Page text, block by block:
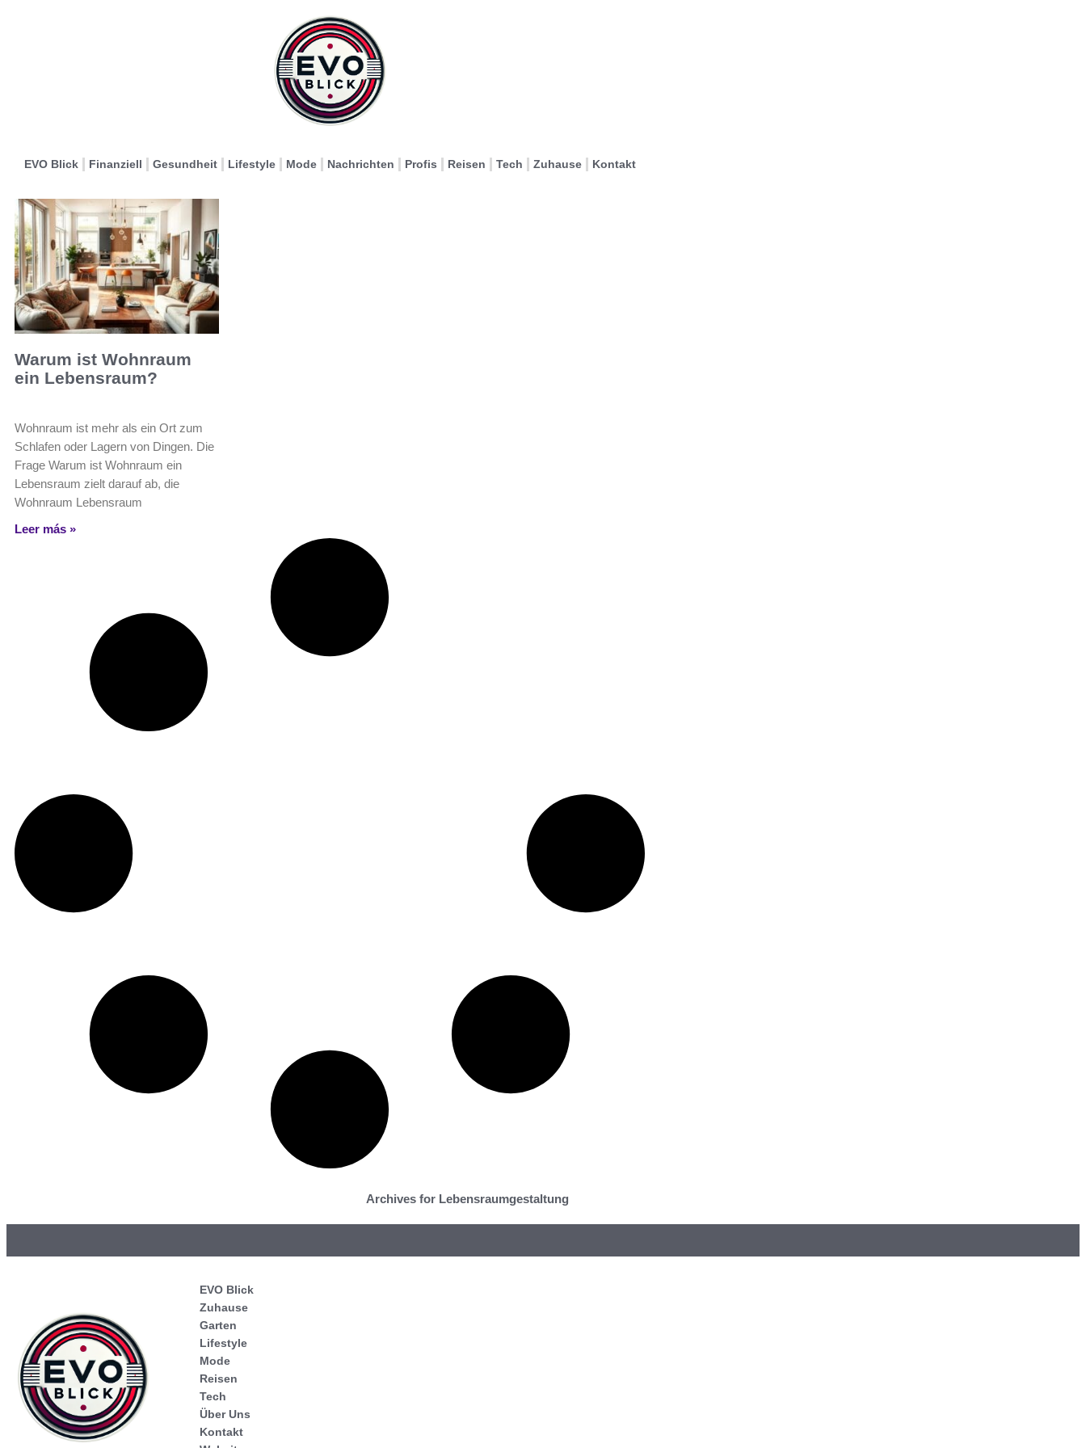
EVO Blick Finanziell Gesundheit Lifestyle Mode Nachrichten Profis Reisen Tech Zuhause Kontakt
Warum ist Wohnraum
ein Lebensraum?
Wohnraum ist mehr als ein Ort zum
Schlafen oder Lagern von Dingen. Die
Frage Warum ist Wohnraum ein
Lebensraum zielt darauf ab, die
Wohnraum Lebensraum
Leer más »
Archives for Lebensraumgestaltung
EVO Blick
Zuhause
Garten
Lifestyle
Mode
Reisen
Tech
Über Uns
Kontakt